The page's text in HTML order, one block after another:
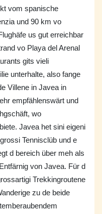
vom spanische
und 90 km vo
us gut erreichbar
vo Playa del Arenal
gits vieli
unterhalte, also fange
Villene in Javea in
empfählenswärt und
wo
Javea het sini eigeni
Tennisclüb und e
d bereich über meh als
von Javea. Für d
Trekkingroutene
zu de beide